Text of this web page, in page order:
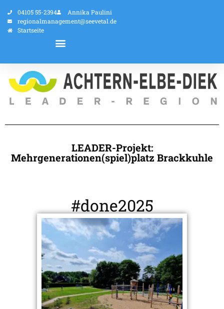
04105 55-2394
Annika Paulini
regionalmanagement@seevetal.de
Startseite
LEADER-Projekt:
Mehrgenerationen(spiel)platz Brackkuhle
#done2025